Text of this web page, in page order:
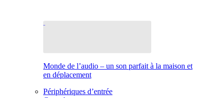
Monde de l’audio – un son parfait à la maison et
en déplacement
Périphériques d’entrée